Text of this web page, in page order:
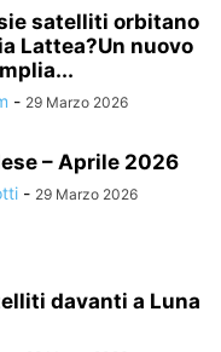
satelliti orbitano
Lattea?Un nuovo
- 29 Marzo 2026
– Aprile 2026
- 29 Marzo 2026
davanti a Luna